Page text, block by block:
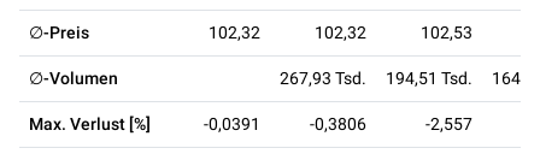
∅-Preis 102,32 102,32 102,53
∅-Volumen 267,93 Tsd. 194,51 Tsd.
Max. Verlust [%] -0,0391 -0,3806 -2,557